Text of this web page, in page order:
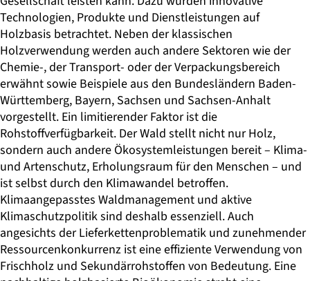
Technologien, Produkte und Dienstleistungen auf
Holzbasis betrachtet. Neben der klassischen
Holzverwendung werden auch andere Sektoren wie der
Chemie-, der Transport- oder der Verpackungsbereich
erwähnt sowie Beispiele aus den Bundesländern Baden-
Württemberg, Bayern, Sachsen und Sachsen-Anhalt
vorgestellt. Ein limitierender Faktor ist die
Rohstoffverfügbarkeit. Der Wald stellt nicht nur Holz,
sondern auch andere Ökosystemleistungen bereit – Klima-
und Artenschutz, Erholungsraum für den Menschen – und
ist selbst durch den Klimawandel betroffen.
Klimaangepasstes Waldmanagement und aktive
Klimaschutzpolitik sind deshalb essenziell. Auch
angesichts der Lieferkettenproblematik und zunehmender
Ressourcenkonkurrenz ist eine effiziente Verwendung von
Frischholz und Sekundärrohstoffen von Bedeutung. Eine